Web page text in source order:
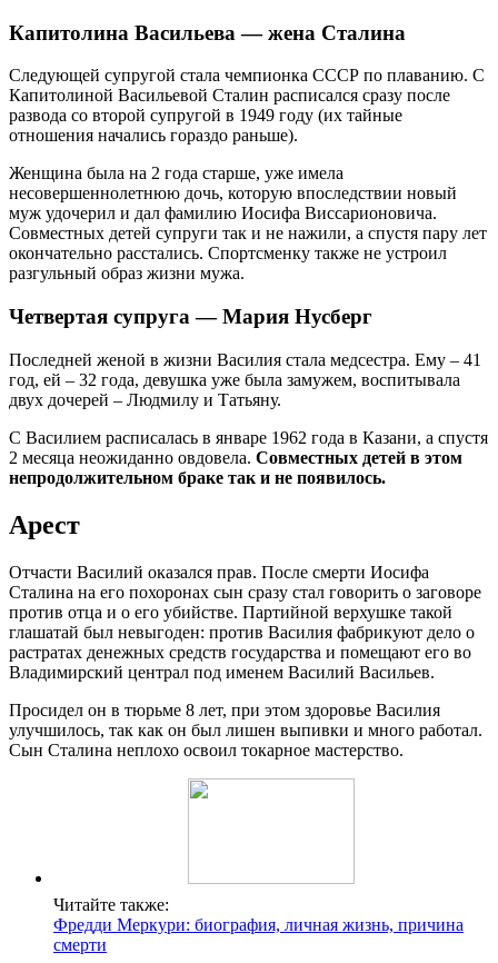
Капитолина Васильева — жена Сталина
Следующей супругой стала чемпионка СССР по плаванию. С
Капитолиной Васильевой Сталин расписался сразу после
развода со второй супругой в 1949 году (их тайные
отношения начались гораздо раньше).
Женщина была на 2 года старше, уже имела
несовершеннолетнюю дочь, которую впоследствии новый
муж удочерил и дал фамилию Иосифа Виссарионовича.
Совместных детей супруги так и не нажили, а спустя пару лет
окончательно расстались. Спортсменку также не устроил
разгульный образ жизни мужа.
Четвертая супруга — Мария Нусберг
Последней женой в жизни Василия стала медсестра. Ему – 41
год, ей – 32 года, девушка уже была замужем, воспитывала
двух дочерей – Людмилу и Татьяну.
С Василием расписалась в январе 1962 года в Казани, а спустя
2 месяца неожиданно овдовела. Совместных детей в этом
непродолжительном браке так и не появилось.
Арест
Отчасти Василий оказался прав. После смерти Иосифа
Сталина на его похоронах сын сразу стал говорить о заговоре
против отца и о его убийстве. Партийной верхушке такой
глашатай был невыгоден: против Василия фабрикуют дело о
растратах денежных средств государства и помещают его во
Владимирский централ под именем Василий Васильев.
Просидел он в тюрьме 8 лет, при этом здоровье Василия
улучшилось, так как он был лишен выпивки и много работал.
Сын Сталина неплохо освоил токарное мастерство.
Читайте также:
Фредди Меркури: биография, личная жизнь, причина
смерти